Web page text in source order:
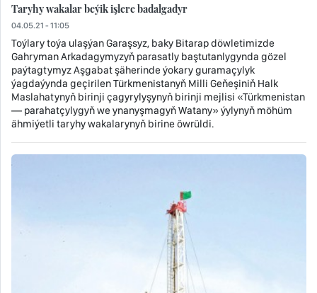
Taryhy wakalar beýik işlere badalgadyr
04.05.21 - 11:05
Toýlary toýa ulaşýan Garaşsyz, baky Bitarap döwletimizde
Gahryman Arkadagymyzyň parasatly baştutanlygynda gözel
paýtagtymyz Aşgabat şäherinde ýokary guramaçylyk
ýagdaýynda geçirilen Türkmenistanyň Milli Geňeşiniň Halk
Maslahatynyň birinji çagyrylyşynyň birinji mejlisi «Türkmenistan
— parahatçylygyň we ynanyşmagyň Watany» ýylynyň möhüm
ähmiýetli taryhy wakalarynyň birine öwrüldi.